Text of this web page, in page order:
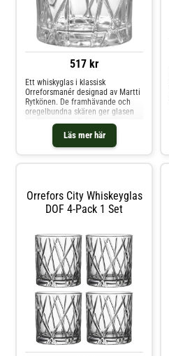
517 kr
Läs mer här
Ett whiskyglas i klassisk
Orreforsmanér designad av Martti
Rytkönen. De framhävande och
oregelbundna skären ger glasen
en djärv personlighet samtidigt
som de utstrålar elegans. De
passar även utmärkt för övriga
drycker om man vill dricka med
Orrefors City Whiskeyglas
DOF 4-Pack 1 Set